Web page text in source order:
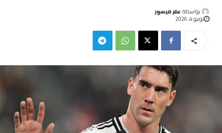
بواسطة عمر ميسور
يونيو 4, 2026